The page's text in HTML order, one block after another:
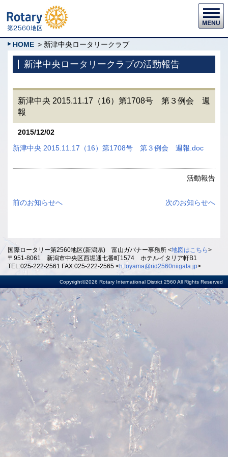
HOME > 新津中央ロータリークラブ
新津中央ロータリークラブの活動報告
新津中央 2015.11.17（16）第1708号 第３例会 週
報
2015/12/02
新津中央 2015.11.17（16）第1708号 第３例会 週報.doc
活動報告
前のお知らせへ 次のお知らせへ
国際ロータリー第2560地区(新潟県) 富山ガバナー事務所 <地図はこちら>
〒951-8061 新潟市中央区西堀通七番町1574 ホテルイタリア軒B1
TEL:025-222-2561 FAX:025-222-2565 <h.toyama@rid2560niigata.jp>
Copyright©2026 Rotary International District 2560 All Rights Reserved